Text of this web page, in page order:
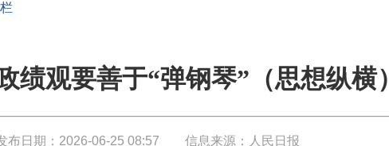
绩观要善于“弹钢琴”（思想纵横）
布日期：2026-06-25 08:57 信息来源：人民日报